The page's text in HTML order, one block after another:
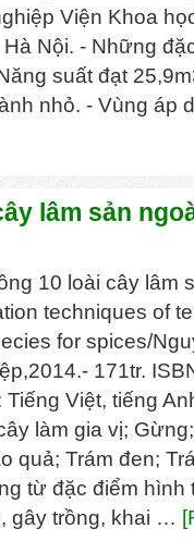
Viện Khoa
Nội. - Những
suất đạt
nhỏ. - Vùng áp
lâm sản
10 loài cây lâm
techniques of
for spices/
171tr.
Tiếng Việt, tiếng
làm gia vị;
quả; Trám đen;
từ đặc điểm hình
gây trồng, khai …